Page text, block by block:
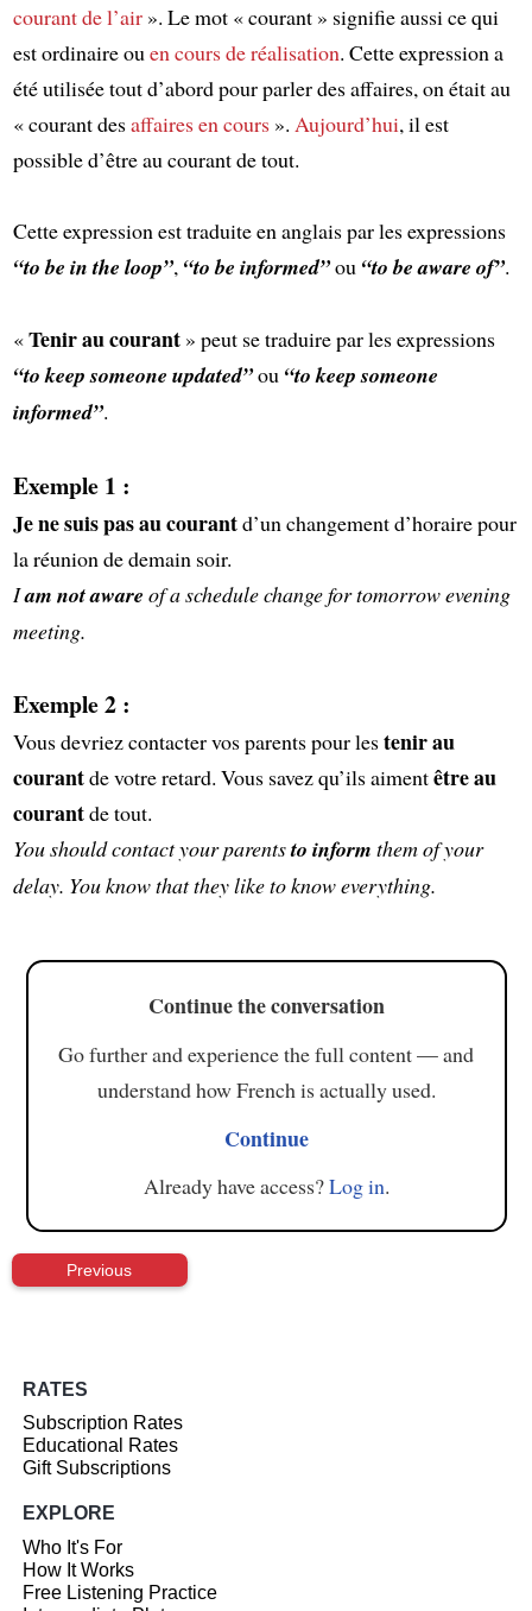
courant de l’air». Le mot « courant » signifie aussi ce qui
est ordinaire ou en cours de réalisation. Cette expression a
été utilisée tout d’abord pour parler des affaires, on était au
« courant desaffaires en cours». Aujourd’hui, il est
possible d’être au courant de tout.
Cette expression est traduite en anglais par les expressions
“to be in the loop”, “to be informed”ou “to be aware of”.
«Tenir au courant» peut se traduire par les expressions
“to keep someone updated”ou “to keep someone
informed”.
Exemple 1 :
Je ne suis pas au courantd’un changement d’horaire pour
la réunion de demain soir.
Iam not aware of a schedule change for tomorrow evening
meeting.
Exemple 2 :
Vous devriez contacter vos parents pour lestenir au
courantde votre retard. Vous savez qu’ils aimentêtre au
courantde tout.
You should contact your parentsto inform them of your
delay. You know that they like to know everything.
Continue the conversation
Go further and experience the full content — and
understand how French is actually used.
Continue
Already have access?Log in.
Previous
RATES
Subscription Rates
Educational Rates
Gift Subscriptions
EXPLORE
Who It's For
How It Works
Free Listening Practice